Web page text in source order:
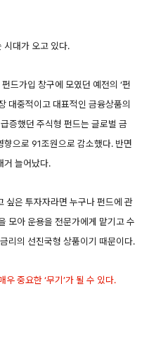
시대가 오고 있다.
드가입 창구에 모였던 예전의 ‘펀
대중적이고 대표적인 금융상품의
증했던 주식형 펀드는 글로벌 금
으로 91조원으로 감소했다. 반면
거 늘어났다.
싶은 투자자라면 누구나 펀드에 관
모아 운용을 전문가에게 맡기고 수
리의 선진국형 상품이기 때문이다.
우 중요한 ‘무기’가 될 수 있다.